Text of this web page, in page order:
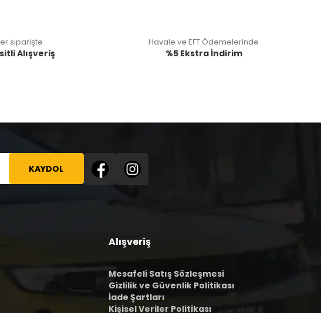
siparişte
Alışveriş
Havale ve EFT Ödemelerinde
%5 Ekstra İndirim
KAYDOL
Alışveriş
Mesafeli Satış Sözleşmesi
Gizlilik ve Güvenlik Politikası
İade Şartları
Kişisel Veriler Politikası